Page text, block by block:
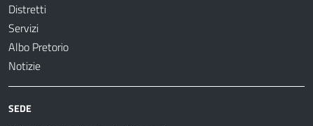
Distretti
Servizi
Albo Pretorio
Notizie
SEDE